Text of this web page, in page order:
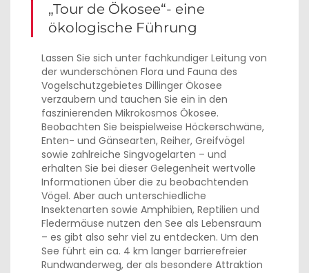
„Tour de Ökosee“- eine
ökologische Führung
Lassen Sie sich unter fachkundiger Leitung von
der wunderschönen Flora und Fauna des
Vogelschutzgebietes Dillinger Ökosee
verzaubern und tauchen Sie ein in den
faszinierenden Mikrokosmos Ökosee.
Beobachten Sie beispielweise Höckerschwäne,
Enten- und Gänsearten, Reiher, Greifvögel
sowie zahlreiche Singvogelarten – und
erhalten Sie bei dieser Gelegenheit wertvolle
Informationen über die zu beobachtenden
Vögel. Aber auch unterschiedliche
Insektenarten sowie Amphibien, Reptilien und
Fledermäuse nutzen den See als Lebensraum
– es gibt also sehr viel zu entdecken. Um den
See führt ein ca. 4 km langer barrierefreier
Rundwanderweg, der als besondere Attraktion